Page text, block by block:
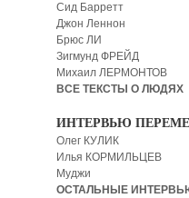
Сид Барретт
Джон Леннон
Брюс ЛИ
Зигмунд ФРЕЙД
Михаил ЛЕРМОНТОВ
ВСЕ ТЕКСТЫ О ЛЮДЯХ
ИНТЕРВЬЮ
Олег КУЛИК
Илья КОРМИЛЬЦЕВ
Муджи
ОСТАЛЬНЫЕ